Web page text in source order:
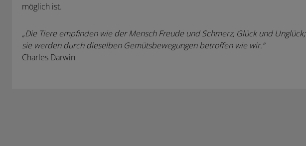
möglich ist.
„Die Tiere empfinden wie der Mensch Freude und Schmerz, Glück und Unglück;
sie werden durch dieselben Gemütsbewegungen betroffen wie wir.“
Charles Darwin